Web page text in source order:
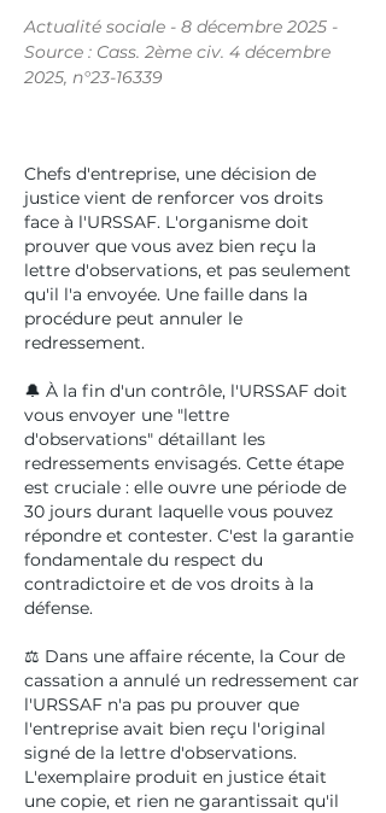
Actualité sociale - 8 décembre 2025 -
Source : Cass. 2ème civ. 4 décembre
2025, n°23-16339
Chefs d'entreprise, une décision de
justice vient de renforcer vos droits
face à l'URSSAF. L'organisme doit
prouver que vous avez bien reçu la
lettre d'observations, et pas seulement
qu'il l'a envoyée. Une faille dans la
procédure peut annuler le
redressement.
🔔 À la fin d'un contrôle, l'URSSAF doit
vous envoyer une "lettre
d'observations" détaillant les
redressements envisagés. Cette étape
est cruciale : elle ouvre une période de
30 jours durant laquelle vous pouvez
répondre et contester. C'est la garantie
fondamentale du respect du
contradictoire et de vos droits à la
défense.
⚖️ Dans une affaire récente, la Cour de
cassation a annulé un redressement car
l'URSSAF n'a pas pu prouver que
l'entreprise avait bien reçu l'original
signé de la lettre d'observations.
L'exemplaire produit en justice était
une copie, et rien ne garantissait qu'il